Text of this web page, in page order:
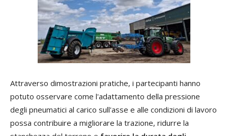
Attraverso dimostrazioni pratiche, i partecipanti hanno
potuto osservare come l'adattamento della pressione
degli pneumatici al carico sull'asse e alle condizioni di lavoro
possa contribuire a migliorare la trazione, ridurre la